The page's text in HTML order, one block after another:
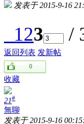
发表于 2015-9-16
123 /
返回列表 发新帖
0
收藏
21#
無聊
发表于 2015-9-16